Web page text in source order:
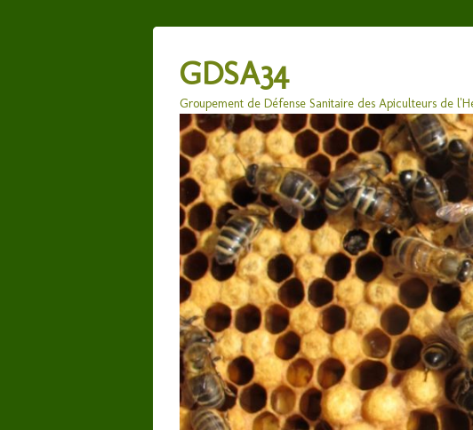
GDSA34
Groupement de Défense Sanitaire des Apiculteurs de